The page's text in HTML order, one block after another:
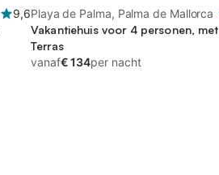
9,6Playa de Palma, Palma de Mallorca
Vakantiehuis voor 4 personen, met
Terras
vanaf€ 134per nacht